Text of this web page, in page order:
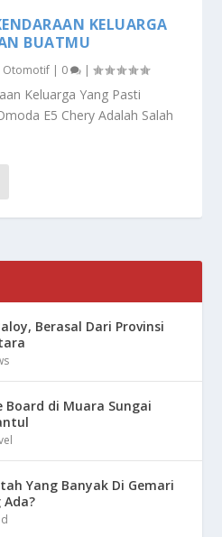
KELUARGA
BUATMU
Otomotif | 0 |
Keluarga Yang Pasti
E5 Chery Adalah Salah
Berasal Dari Provinsi
Board di Muara Sungai
Yang Banyak Di Gemari